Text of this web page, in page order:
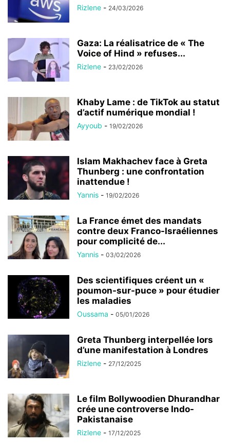
Rizlene - 24/03/2026
Gaza: La réalisatrice de « The
Voice of Hind » refuses...
Rizlene - 23/02/2026
Khaby Lame : de TikTok au statut
d’actif numérique mondial !
Ayyoub - 19/02/2026
Islam Makhachev face à Greta
Thunberg : une confrontation
inattendue !
Yannis - 19/02/2026
La France émet des mandats
contre deux Franco-Israéliennes
pour complicité de...
Yannis - 03/02/2026
Des scientifiques créent un «
poumon-sur-puce » pour étudier
les maladies
Oussama - 05/01/2026
Greta Thunberg interpellée lors
d’une manifestation à Londres
Rizlene - 27/12/2025
Le film Bollywoodien Dhurandhar
crée une controverse Indo-
Pakistanaise
Rizlene - 17/12/2025